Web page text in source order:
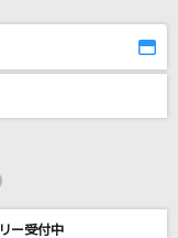
ー受付中